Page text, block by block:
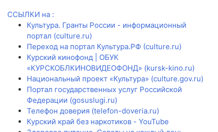
ССЫЛКИ на :
Культура. Гранты России - информационный
портал (culture.ru)
Переход на портал Культура.РФ (culture.ru)
Курский кинофонд | ОБУК
«КУРСКОБЛКИНОВИДЕОФОНД» (kursk-kino.ru)
Национальный проект «Культура» (culture.gov.ru)
Портал государственных услуг Российской
Федерации (gosuslugi.ru)
Телефон доверия (telefon-doveria.ru)
Курский край без наркотиков - YouTube